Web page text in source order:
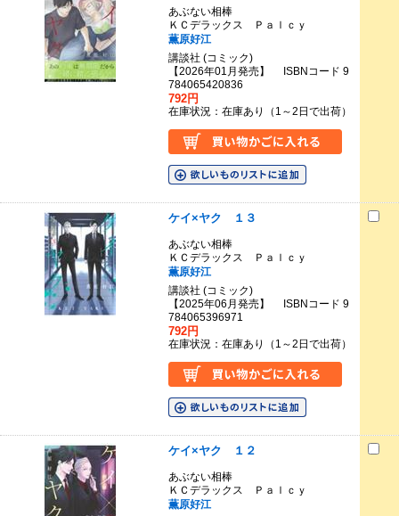
あぶない相棒
ＫＣデラックス Ｐａｌｃｙ
薫原好江
講談社 (コミック)
【2026年01月発売】 ISBNコード 9
784065420836
792円
在庫状況：在庫あり（1～2日で出荷）
ケイ×ヤク １３
あぶない相棒
ＫＣデラックス Ｐａｌｃｙ
薫原好江
講談社 (コミック)
【2025年06月発売】 ISBNコード 9
784065396971
792円
在庫状況：在庫あり（1～2日で出荷）
ケイ×ヤク １２
あぶない相棒
ＫＣデラックス Ｐａｌｃｙ
薫原好江